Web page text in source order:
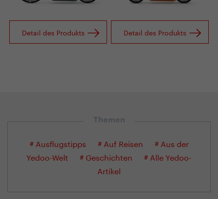
Detail des Produkts Detail des Produkts
Themen
# Ausflugstipps # Auf Reisen
# Aus der
Yedoo-Welt
# Geschichten
# Alle Yedoo-
Artikel